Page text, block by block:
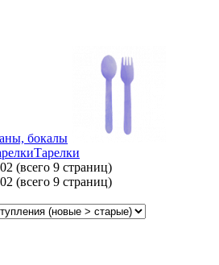
бокалы
Тарелки
(всего 9 страниц)
(всего 9 страниц)